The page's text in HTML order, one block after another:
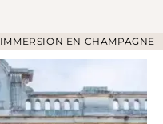
IMMERSION EN CHAMPAGNE